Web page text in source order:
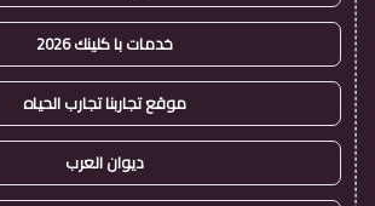
خدمات با كلينك 2026
موقع تجاربنا تجارب الحياه
ديوان العرب